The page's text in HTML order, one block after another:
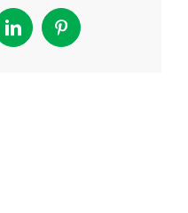
LinkedInPinterest